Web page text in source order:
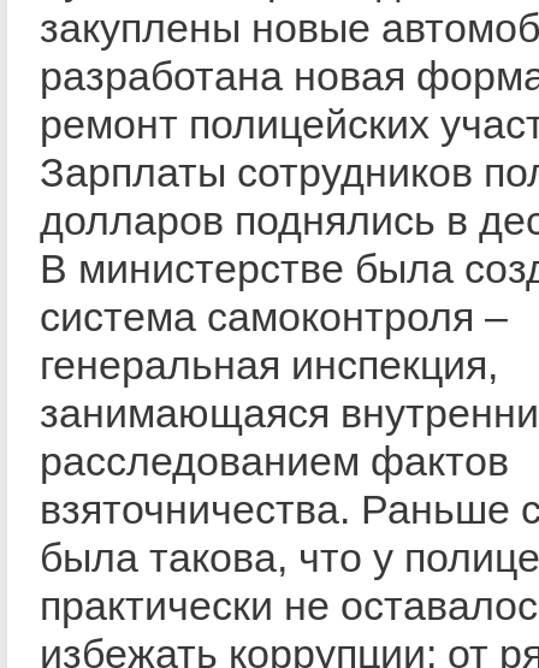
закуплены новые
разработана новая
ремонт полицейских
Зарплаты сотрудников
долларов поднялись в
В министерстве была
система самоконтроля –
генеральная инспекция,
занимающаяся
расследованием фактов
взяточничества. Раньше
была такова, что у
практически не
избежать коррупции: от